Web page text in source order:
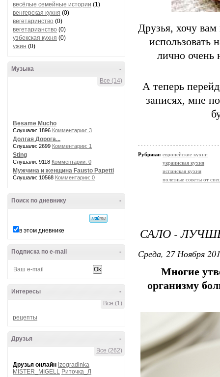
весёлые семейные истории (1)
венгерская кухня (0)
вегетаринство (0)
вегетарианство (0)
узбекская кухня (0)
ужин (0)
-
Музыка
Все (14)
Besame Mucho
Слушали: 1896 Комментарии: 3
Долгая Дорога...
Слушали: 2699 Комментарии: 1
Sting
Слушали: 9118 Комментарии: 0
Мужчина и женщина Fausto Papetti
Слушали: 10568 Комментарии: 0
-
Поиск по дневнику
в этом дневнике
-
Подписка по e-mail
-
Интересы
Все (1)
рецепты
-
Друзья
Все (262)
Друзья онлайн izogradinka
MISTER_MIGELL Риточка_Л
Друзья, хочу
использовать
лично очень
А теперь
записях, мне
Рубрики: европейские кухни
украинская кухня
испанская кухня
полезные советы от
САЛО -
Среда, 27 Ноября
Многие
организму